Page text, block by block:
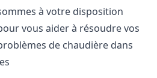
à votre disposition
vous aider à résoudre vos
de chaudière dans